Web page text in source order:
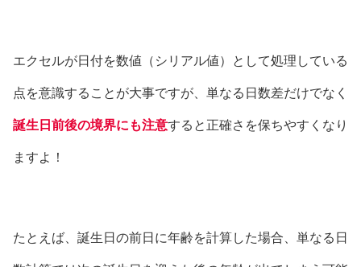
エクセルが日付を数値（シリアル値）として処理している
点を意識することが大事ですが、単なる日数差だけでなく
誕生日前後の境界にも注意すると正確さを保ちやすくなり
ますよ！
たとえば、誕生日の前日に年齢を計算した場合、単なる日